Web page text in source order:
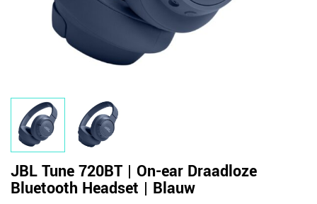
JBL Tune 720BT | On-ear Draadloze
Bluetooth Headset | Blauw